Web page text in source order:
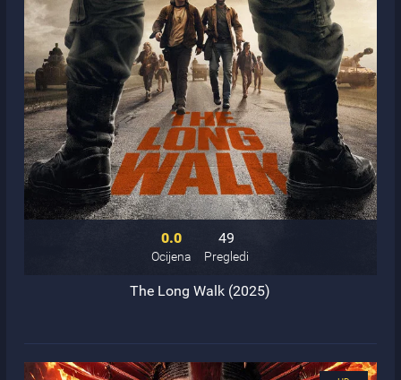
0.0
Ocijena
49
Pregledi
The Long Walk (2025)